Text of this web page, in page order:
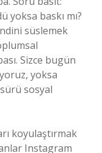
yoksa baskı mı?
süslemek
Sizce bugün
yoksa
sosyal
koyulaştırmak
Instagram